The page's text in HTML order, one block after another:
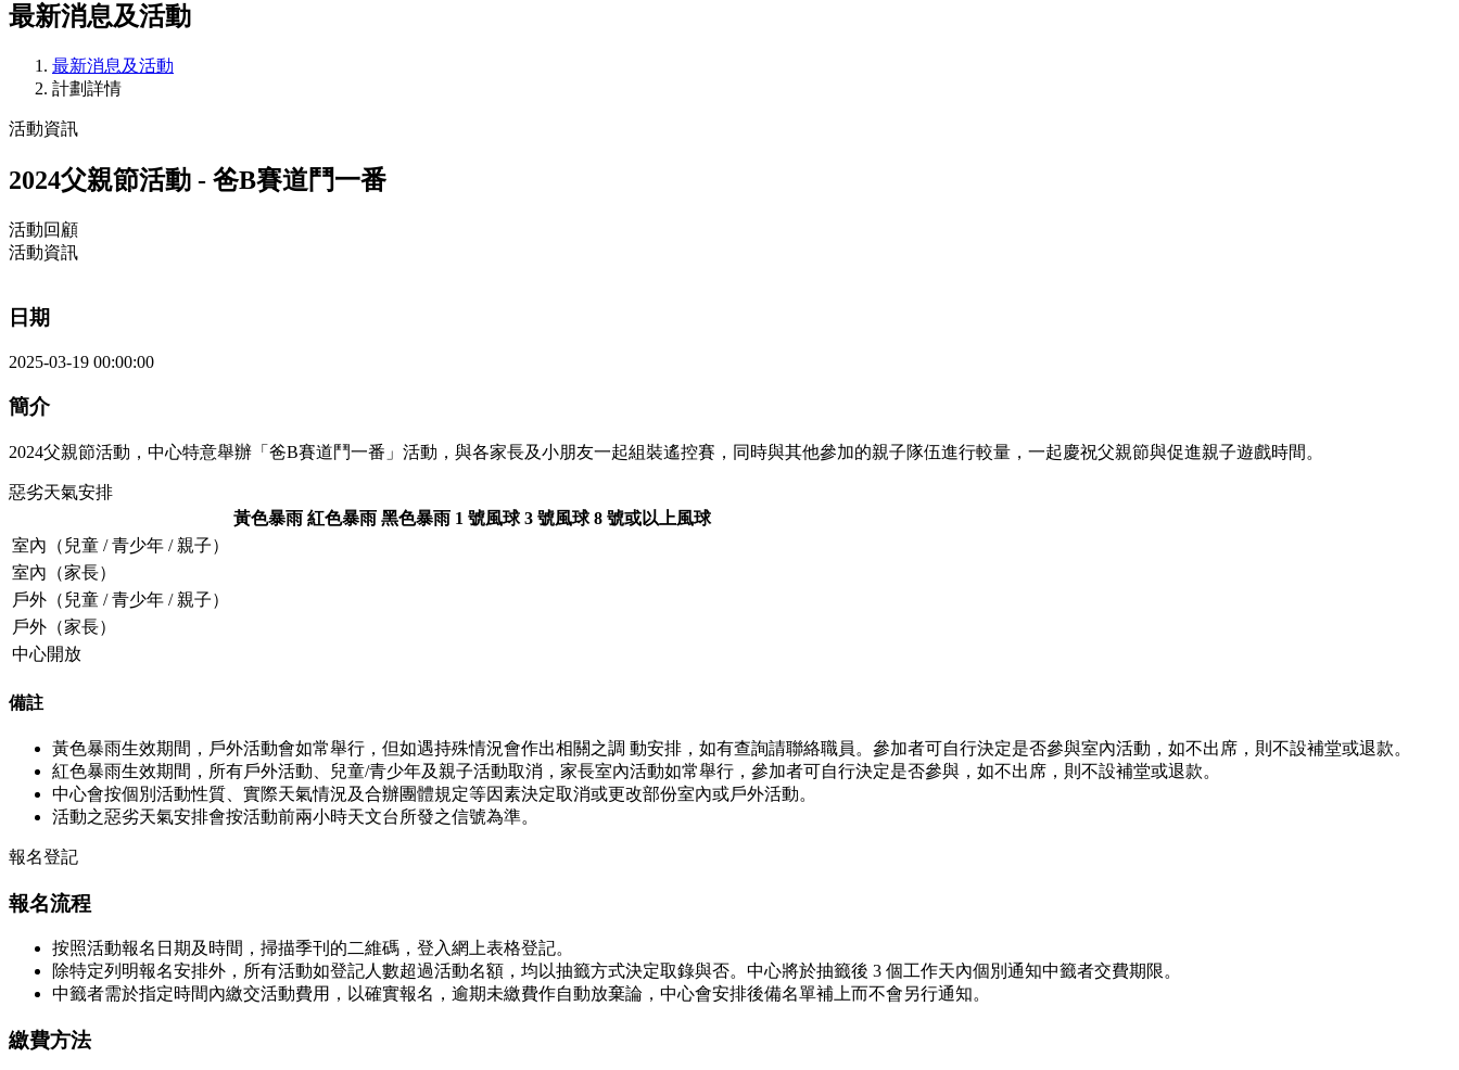
最新消息及活動
最新消息及活動
計劃詳情
活動資訊
2024父親節活動 - 爸B賽道鬥一番
活動回顧
活動資訊
日期
2025-03-19 00:00:00
簡介
2024父親節活動，中心特意舉辦「爸B賽道鬥一番」活動，與各家長及小朋友一起組裝遙控賽，同時與其他參加的親子隊伍進行較量，一起慶祝父親節與促進親子遊戲時間。
惡劣天氣安排
黃色暴雨 紅色暴雨 黑色暴雨 1 號風球 3 號風球 8 號或以上風球
室內（兒童 / 青少年 / 親子）
室內（家長）
戶外（兒童 / 青少年 / 親子）
戶外（家長）
中心開放
備註
黃色暴雨生效期間，戶外活動會如常舉行，但如遇持殊情況會作出相關之調 動安排，如有查詢請聯絡職員。參加者可自行決定是否參與室內活動，如不出席，則不設補堂或退款。
紅色暴雨生效期間，所有戶外活動、兒童/青少年及親子活動取消，家長室內活動如常舉行，參加者可自行決定是否參與，如不出席，則不設補堂或退款。
中心會按個別活動性質、實際天氣情況及合辦團體規定等因素決定取消或更改部份室內或戶外活動。
活動之惡劣天氣安排會按活動前兩小時天文台所發之信號為準。
報名登記
報名流程
按照活動報名日期及時間，掃描季刊的二維碼，登入網上表格登記。
除特定列明報名安排外，所有活動如登記人數超過活動名額，均以抽籤方式決定取錄與否。中心將於抽籤後 3 個工作天內個別通知中籤者交費期限。
中籤者需於指定時間內繳交活動費用，以確實報名，逾期未繳費作自動放棄論，中心會安排後備名單補上而不會另行通知。
繳費方法